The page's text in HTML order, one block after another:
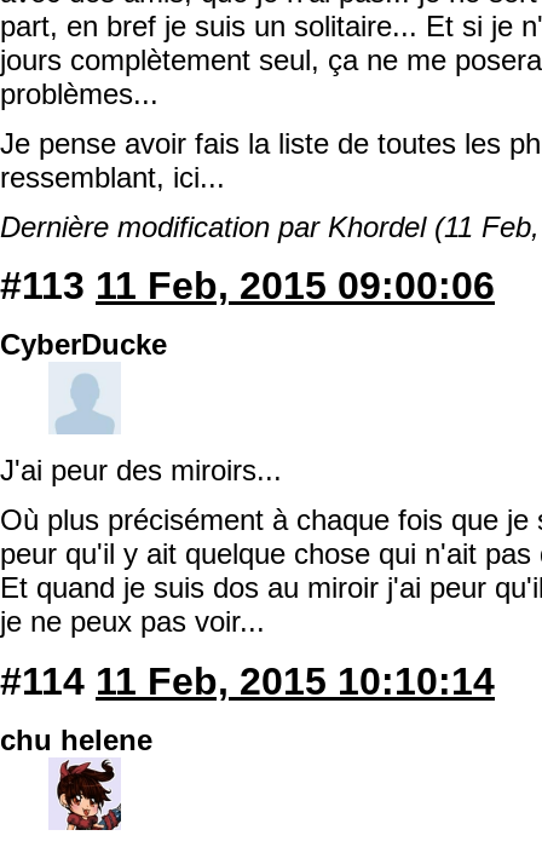
part, en bref je suis un solitaire... Et si je
jours complètement seul, ça ne me
problèmes...
Je pense avoir fais la liste de toutes les
ressemblant, ici...
Dernière modification par Khordel (11
#113 11 Feb, 2015 09:00:06
CyberDucke
J'ai peur des miroirs...
Où plus précisément à chaque fois que
peur qu'il y ait quelque chose qui n'ait
Et quand je suis dos au miroir j'ai peur
je ne peux pas voir...
#114 11 Feb, 2015 10:10:14
chu helene